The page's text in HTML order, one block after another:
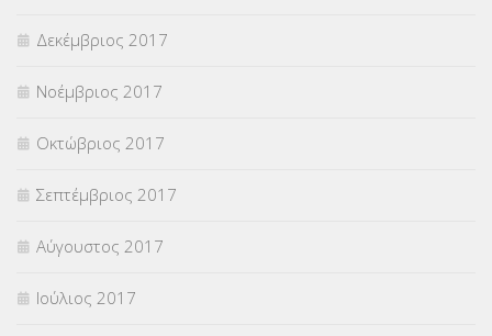
Δεκέμβριος 2017
Νοέμβριος 2017
Οκτώβριος 2017
Σεπτέμβριος 2017
Αύγουστος 2017
Ιούλιος 2017